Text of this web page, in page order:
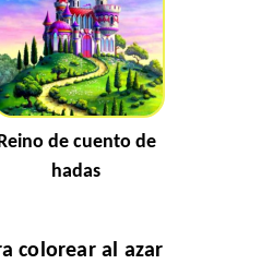
Reino de cuento de
hadas
colorear al azar